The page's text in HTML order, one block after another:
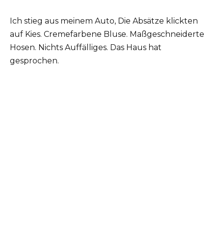
Ich stieg aus meinem Auto, Die Absätze klickten
auf Kies. Cremefarbene Bluse. Maßgeschneiderte
Hosen. Nichts Auffälliges. Das Haus hat
gesprochen.